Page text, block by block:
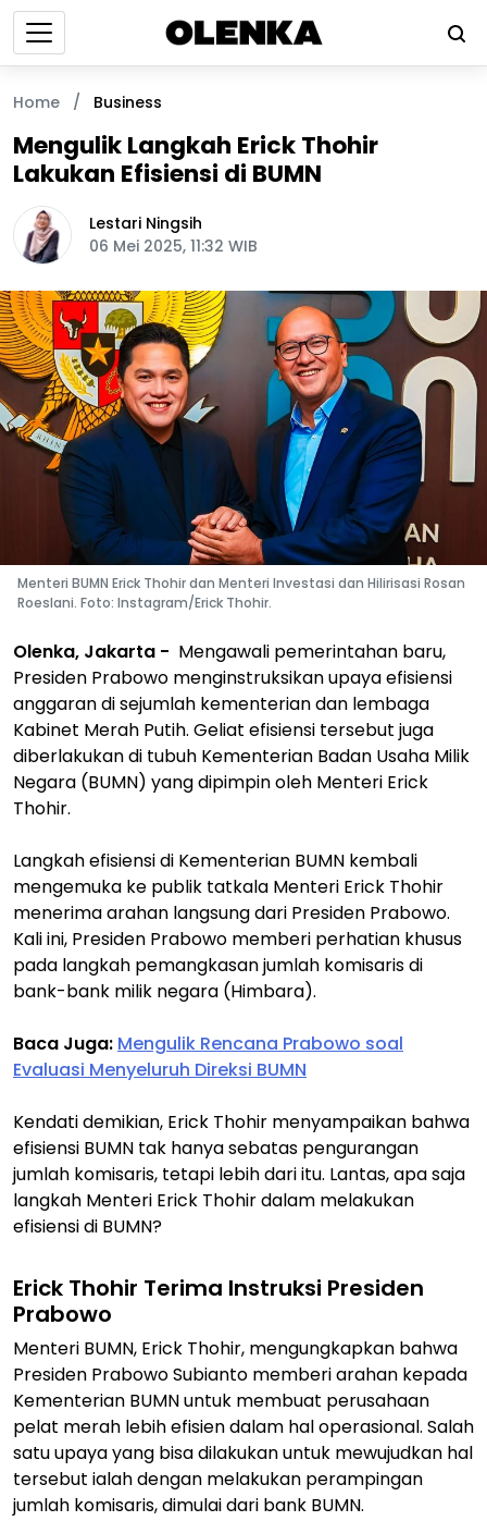
Home / Business
Mengulik Langkah Erick Thohir
Lakukan Efisiensi di BUMN
Lestari Ningsih
06 Mei 2025, 11:32 WIB
Menteri BUMN Erick Thohir dan Menteri Investasi dan Hilirisasi Rosan
Roeslani. Foto: Instagram/Erick Thohir.
Olenka, Jakarta - Mengawali pemerintahan baru,
Presiden Prabowo menginstruksikan upaya efisiensi
anggaran di sejumlah kementerian dan lembaga
Kabinet Merah Putih. Geliat efisiensi tersebut juga
diberlakukan di tubuh Kementerian Badan Usaha Milik
Negara (BUMN) yang dipimpin oleh Menteri Erick
Thohir.
Langkah efisiensi di Kementerian BUMN kembali
mengemuka ke publik tatkala Menteri Erick Thohir
menerima arahan langsung dari Presiden Prabowo.
Kali ini, Presiden Prabowo memberi perhatian khusus
pada langkah pemangkasan jumlah komisaris di
bank-bank milik negara (Himbara).
Baca Juga: Mengulik Rencana Prabowo soal
Evaluasi Menyeluruh Direksi BUMN
Kendati demikian, Erick Thohir menyampaikan bahwa
efisiensi BUMN tak hanya sebatas pengurangan
jumlah komisaris, tetapi lebih dari itu. Lantas, apa saja
langkah Menteri Erick Thohir dalam melakukan
efisiensi di BUMN?
Erick Thohir Terima Instruksi Presiden
Prabowo
Menteri BUMN, Erick Thohir, mengungkapkan bahwa
Presiden Prabowo Subianto memberi arahan kepada
Kementerian BUMN untuk membuat perusahaan
pelat merah lebih efisien dalam hal operasional. Salah
satu upaya yang bisa dilakukan untuk mewujudkan hal
tersebut ialah dengan melakukan perampingan
jumlah komisaris, dimulai dari bank BUMN.